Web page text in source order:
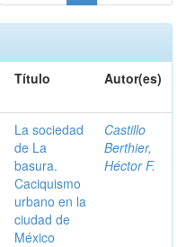
Título Autor(es)
La sociedad
de La
basura.
Caciquismo
urbano en la
ciudad de
México
Castillo
Berthier,
Héctor F.